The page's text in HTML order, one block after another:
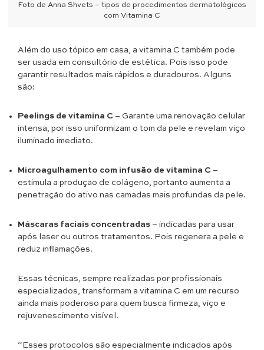
Foto de Anna Shvets – tipos de procedimentos dermatológicos
com Vitamina C
Além do uso tópico em casa, a vitamina C também pode
ser usada em consultório de estética. Pois isso pode
garantir resultados mais rápidos e duradouros. Alguns
são:
Peelings de vitamina C – Garante uma renovação celular
intensa, por isso uniformizam o tom da pele e revelam viço
iluminado imediato.
Microagulhamento com infusão de vitamina C –
estimula a produção de colágeno, portanto aumenta a
penetração do ativo nas camadas mais profundas da pele.
Máscaras faciais concentradas – indicadas para usar
após laser ou outros tratamentos. Pois regenera a pele e
reduz inflamações.
Essas técnicas, sempre realizadas por profissionais
especializados, transformam a vitamina C em um recurso
ainda mais poderoso para quem busca firmeza, viço e
rejuvenescimento visível.
“Esses protocolos são especialmente indicados após